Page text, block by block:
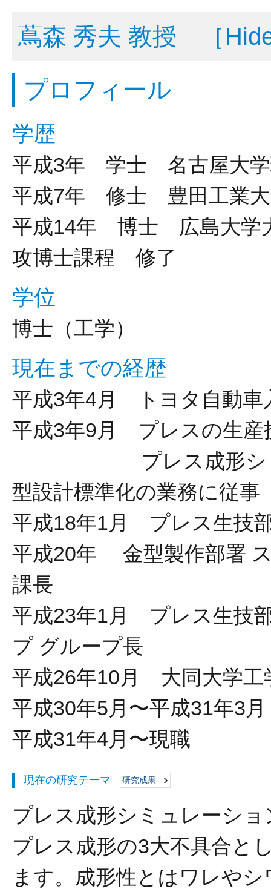
蔦森 秀夫 教授 ［
プロフィール
学歴
平成3年 学士 名古屋大
平成7年 修士 豊田工業大
平成14年 博士 広島大学
攻博士課程 修了
学位
博士（工学）
現在までの経歴
平成3年4月 トヨタ自動車
平成3年9月 プレスの生
プレス成形シミュ
型設計標準化の業務に従事
平成18年1月 プレス生技
平成20年 金型製作部署
課長
平成23年1月 プレス生技
プ グループ長
平成26年10月 大同大学工
平成30年5月〜平成31年3
平成31年4月〜現職
現在の研究テーマ 研究成果
プレス成形シミュレーシ
プレス成形の3大不具合と
ます。成形性とはワレや